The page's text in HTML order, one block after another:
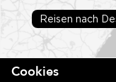
Reisen nach
Cookies